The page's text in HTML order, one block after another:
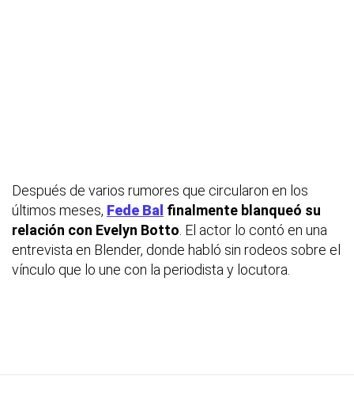
Después de varios rumores que circularon en los
últimos meses, Fede Bal finalmente blanqueó su
relación con Evelyn Botto . El actor lo contó en una
entrevista en Blender, donde habló sin rodeos sobre el
vínculo que lo une con la periodista y locutora.